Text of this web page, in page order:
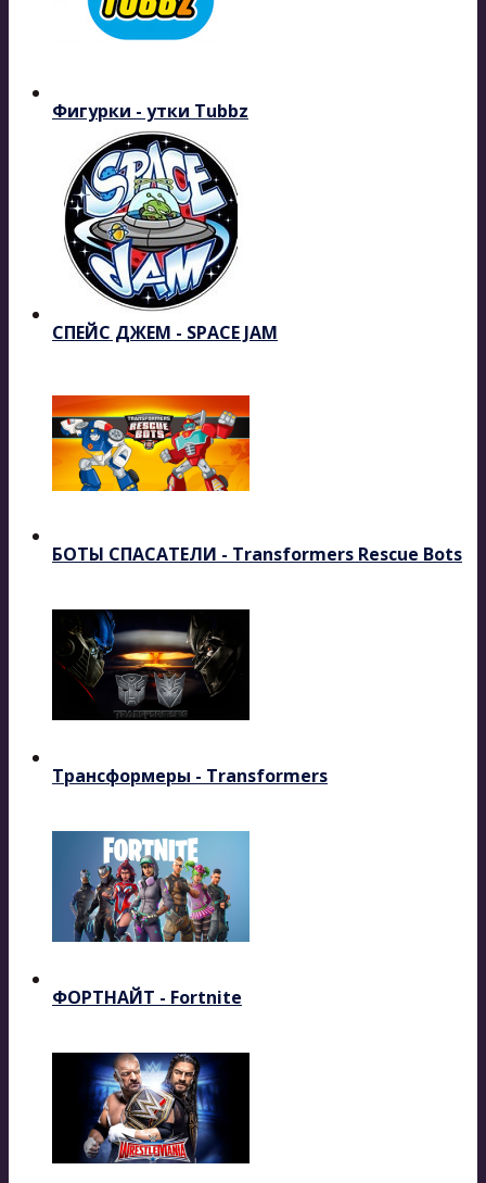
Фигурки - утки Tubbz
СПЕЙС ДЖЕМ - SPACE JAM
БОТЫ СПАСАТЕЛИ - Transformers Rescue Bots
Трансформеры - Transformers
ФОРТНАЙТ - Fortnite